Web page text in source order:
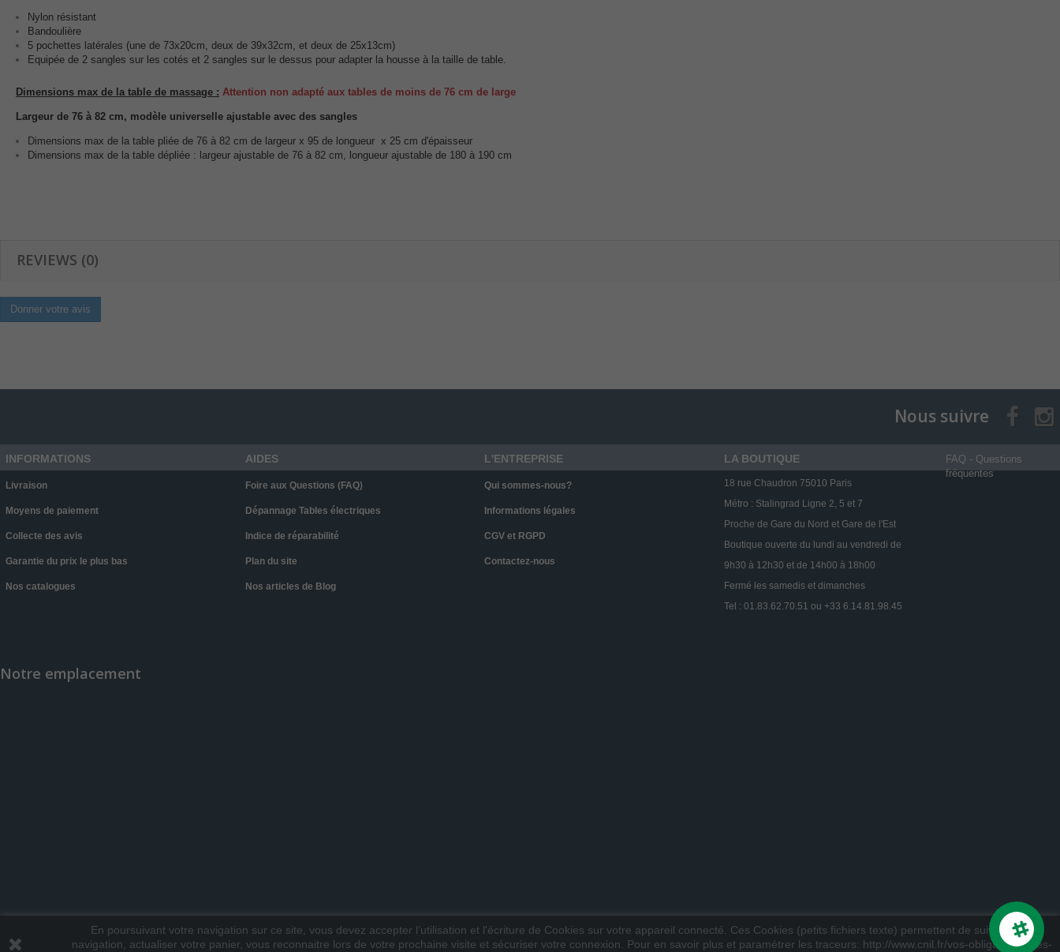
Nylon résistant
Bandoulière
5 pochettes latérales (une de 73x20cm, deux de 39x32cm, et deux de 25x13cm)
Equipée de 2 sangles sur les cotés et 2 sangles sur le dessus pour adapter la housse à la taille de table.
Dimensions max de la table de massage : Attention non adapté aux tables de moins de 76 cm de large
Largeur de 76 à 82 cm, modèle universelle ajustable avec des sangles
Dimensions max de la table pliée de 76 à 82 cm de largeur x 95 de longueur x 25 cm d'épaisseur
Dimensions max de la table dépliée : largeur ajustable de 76 à 82 cm, longueur ajustable de 180 à 190 cm
REVIEWS (0)
Donner votre avis
Nous suivre
INFORMATIONS
Livraison
Moyens de paiement
Collecte des avis
Garantie du prix le plus bas
Nos catalogues
AIDES
Foire aux Questions (FAQ)
Dépannage Tables électriques
Indice de réparabilité
Plan du site
Nos articles de Blog
L'ENTREPRISE
Qui sommes-nous?
Informations légales
CGV et RGPD
Contactez-nous
LA BOUTIQUE
18 rue Chaudron 75010 Paris
Métro : Stalingrad Ligne 2, 5 et 7
Proche de Gare du Nord et Gare de l'Est
Boutique ouverte du lundi au vendredi de
9h30 à 12h30 et de 14h00 à 18h00
Fermé les samedis et dimanches
Tel : 01.83.62.70.51 ou +33 6.14.81.98.45
En poursuivant votre navigation sur ce site, vous devez accepter l’utilisation et l'écriture de Cookies sur votre appareil connecté. Ces Cookies (petits fichiers texte) permettent de suivre votre
navigation, actualiser votre panier, vous reconnaitre lors de votre prochaine visite et sécuriser votre connexion. Pour en savoir plus et paramétrer les traceurs: http://www.cnil.fr/vos-obligations/sites-
Notre emplacement
FAQ - Questions
fréquentes